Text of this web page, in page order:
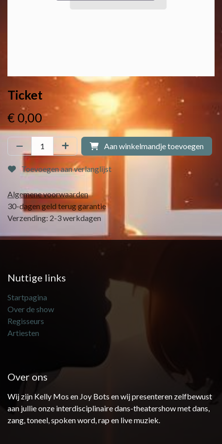
Ticket
€ 0,00
Aan winkelmandje toevoegen
Toevoegen aan verlanglijst
Algemene voorwaarden
30-dagen geld terug garantie
Verzending: 2-3 werkdagen
Nuttige links
Startpagina
Over de show
Regisseurs
Artiesten
Over ons
Wij zijn Kelly Mos en Joy Bots en wij presenteren zelfbewust
aan jullie onze interdisciplinaire dans-theatershow met dans,
zang, toneel, spoken word, rap en live muziek.